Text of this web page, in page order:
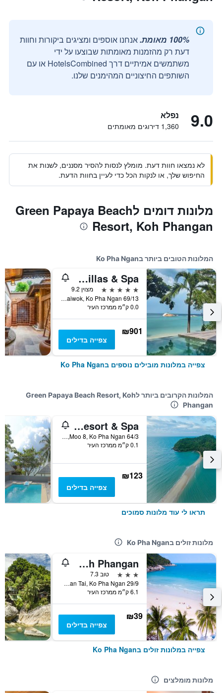
100% מאומת.
אנחנו אוספים ומציגים ביקורות וחוות
דעת רק מהזמנות מאומתות שבוצעו על ידי
משתמשים אמיתיים דרך HotelsCombined או עם
השותפים החיצוניים המהימנים שלנו.
9.0 נפלא
1,360 דירוגים מאומתים
לא נמצאו חוות דעת. מומלץ לנסות להסיר מסננים, לשנות את
החיפוש שלך, או לנקות הכל כדי לעיין בחוות הדעת.
מלונות דומים לGreen Papaya Beach
Resort, Koh Phangan
המלונות הטובים ביותר בKo Pha Ngan
Kupu Kupu Phangan Beach Villas & Spa
5 כוכבים
מצוין 9.2
69/13 Moo 4 Naiwok, Ko Pha Ngan, תאילנד
0.0 ק״מ ממרכז העיר
₪901
צפייה בדילים
צפייה במלונות מובילים נוספים בKo Pha Ngan
המלונות הקרובים ביותר לGreen Papaya Beach Resort, Koh
Phangan
Haadlad Prestige Resort & Spa
64/3 Moo 8, Ko Pha Ngan, תאילנד
0.1 ק״מ ממרכז העיר
₪123
צפייה בדילים
תראו לי עוד מלונות סמוכים
מלונות זולים בKo Pha Ngan
Jamaica Inn Koh Phangan
3 כוכבים
טוב 7.3
29/9 Moo 4, Baan Tai, Ko Pha Ngan, תאילנד
6.1 ק״מ ממרכז העיר
₪39
צפייה בדילים
צפייה במלונות זולים בKo Pha Ngan
מלונות מומלצים